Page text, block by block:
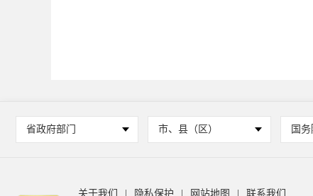
省政府部门 市、县（区） 国务
关于我们 隐私保护 网站地图 联系我们